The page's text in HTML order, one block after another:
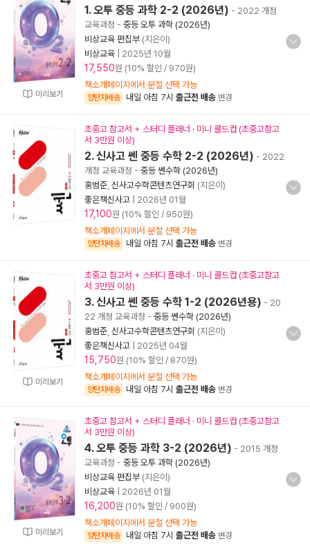
미리보기
1. 오투 중등 과학 2-2 (2026년) - 2022 개정
교육과정 - 중등 오투 과학 (2026년)
비상교육 편집부 (지은이)
비상교육
2025년 10월
17,550원 (10% 할인 / 970원)
책소개페이지에서 분철 선택 가능
양탄자배송 내일 아침 7시 출근전 배송 변경
초중고 참고서 + 스터디 플래너 · 미니 콜드컵 (초중고참고
서 3만원 이상)
2. 신사고 쎈 중등 수학 2-2 (2026년) - 2022
개정 교육과정 - 중등 쎈수학 (2026년)
홍범준 신사고수학콘텐츠연구회 (지은이)
좋은책신사고
2026년 01월
17,100원 (10% 할인 / 950원)
책소개페이지에서 분철 선택 가능
양탄자배송 내일 아침 7시 출근전 배송 변경
미리보기
초중고 참고서 + 스터디 플래너 · 미니 콜드컵 (초중고참고
서 3만원 이상)
3. 신사고 쎈 중등 수학 1-2 (2026년용) - 20
22 개정 교육과정 - 중등 쎈수학 (2026년)
홍범준 신사고수학콘텐츠연구회 (지은이)
좋은책신사고
2025년 04월
15,750원 (10% 할인 / 870원)
책소개페이지에서 분철 선택 가능
양탄자배송 내일 아침 7시 출근전 배송 변경
미리보기
초중고 참고서 + 스터디 플래너 · 미니 콜드컵 (초중고참고
서 3만원 이상)
4. 오투 중등 과학 3-2 (2026년) - 2015 개정
교육과정 - 중등 오투 과학 (2026년)
비상교육 편집부 (지은이)
비상교육
2026년 01월
16,200원 (10% 할인 / 900원)
책소개페이지에서 분철 선택 가능
양탄자배송 내일 아침 7시 출근전 배송 변경